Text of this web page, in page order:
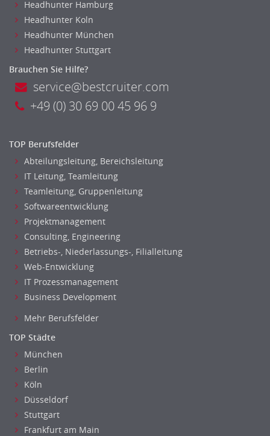
Headhunter Hamburg
Headhunter Koln
Headhunter München
Headhunter Stuttgart
Brauchen Sie Hilfe?
service@bestcruiter.com
+49 (0) 30 69 00 45 96 9
TOP Berufsfelder
Abteilungsleitung, Bereichsleitung
IT Leitung, Teamleitung
Teamleitung, Gruppenleitung
Softwareentwicklung
Projektmanagement
Consulting, Engineering
Betriebs-, Niederlassungs-, Filialleitung
Web-Entwicklung
IT Prozessmanagement
Business Development
Mehr Berufsfelder
TOP Städte
München
Berlin
Köln
Düsseldorf
Stuttgart
Frankfurt am Main